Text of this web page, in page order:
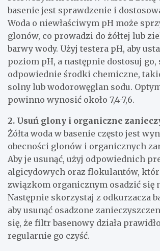
basenie jest sprawdzenie i
Woda o niewłaściwym pH może
glonów, co prowadzi do żółtej lub
barwy wody. Użyj testera pH, aby
poziom pH, a następnie dostosuj go,
odpowiednie środki chemiczne,
solny lub wodorowęglan sodu.
powinno wynosić około 7,4-7,6.
2. Usuń glony i organiczne
Żółta woda w basenie często jest
obecności glonów i organicznych
Aby je usunąć, użyj odpowiednich
algicydowych oraz flokulantów,
związkom organicznym osadzić się
Następnie skorzystaj z odkurzacza
aby usunąć osadzone
się, że filtr basenowy działa
regularnie go czyść.